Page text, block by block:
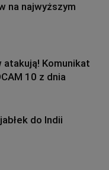
na najwyższym
Komunikat
10 z dnia
do Indii